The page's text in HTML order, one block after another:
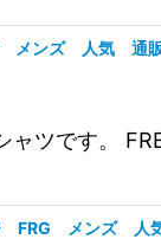
メンズ 人気 通
ャツです。
FRG メンズ 人